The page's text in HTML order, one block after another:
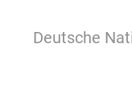
Deutsche